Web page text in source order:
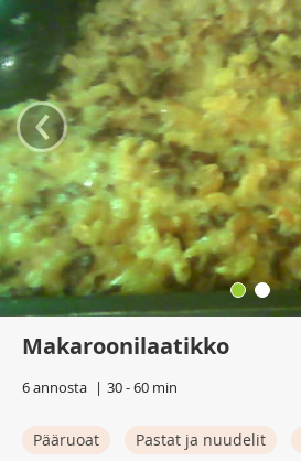
‹
Makaroonilaatikko
6 annosta 30 - 60 min
Pääruoat Pastat ja nuudelit